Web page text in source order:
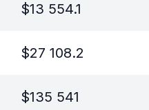
$13 554.1
$27 108.2
$135 541